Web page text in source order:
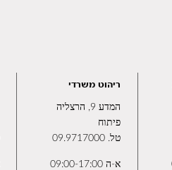
ריהוט משרדי
המדע 9, הרצליה
פיתוח
טל.09.9717000
א-ה 09:00-17:00